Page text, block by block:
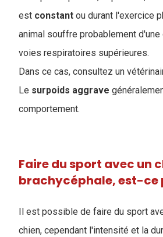
est constant ou durant l'exercice
animal souffre probablement
voies respiratoires supérieures.
Dans ce cas, consultez un
Le surpoids aggrave
comportement.
Faire du sport avec un
brachycéphale, est-ce
Il est possible de faire du sport
chien, cependant l'intensité et la